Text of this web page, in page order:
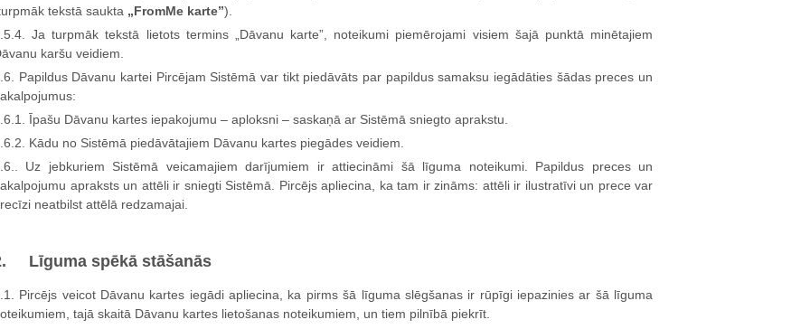
tekstā saukta „FromMe karte”).
Ja turpmāk tekstā lietots termins „Dāvanu karte”, noteikumi piemērojami visiem šajā punktā minētajiem
karšu veidiem.
Papildus Dāvanu kartei Pircējam Sistēmā var tikt piedāvāts par papildus samaksu iegādāties šādas preces un
Īpašu Dāvanu kartes iepakojumu – aploksni – saskaņā ar Sistēmā sniegto aprakstu.
Kādu no Sistēmā piedāvātajiem Dāvanu kartes piegādes veidiem.
Uz jebkuriem Sistēmā veicamajiem darījumiem ir attiecināmi šā līguma noteikumi. Papildus preces un
apraksts un attēli ir sniegti Sistēmā. Pircējs apliecina, ka tam ir zināms: attēli ir ilustratīvi un prece var
neatbilst attēlā redzamajai.
Līguma spēkā stāšanās
Pircējs veicot Dāvanu kartes iegādi apliecina, ka pirms šā līguma slēgšanas ir rūpīgi iepazinies ar šā līguma
tajā skaitā Dāvanu kartes lietošanas noteikumiem, un tiem pilnībā piekrīt.